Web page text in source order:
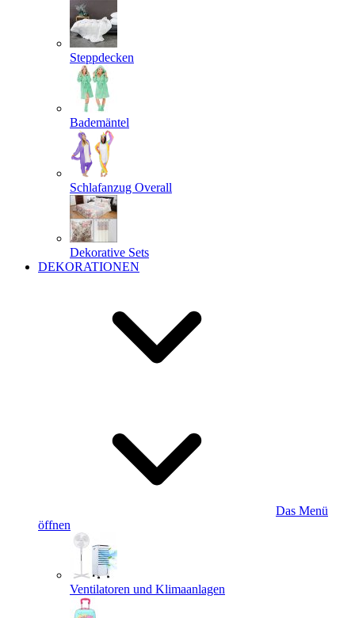
Steppdecken
Bademäntel
Schlafanzug Overall
Dekorative Sets
DEKORATIONEN
Das Menü
öffnen
Ventilatoren und Klimaanlagen